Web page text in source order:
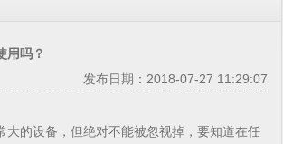
用吗？
发布日期：2018-07-27 11:29:07
大的设备，但绝对不能被忽视掉，要知道在任